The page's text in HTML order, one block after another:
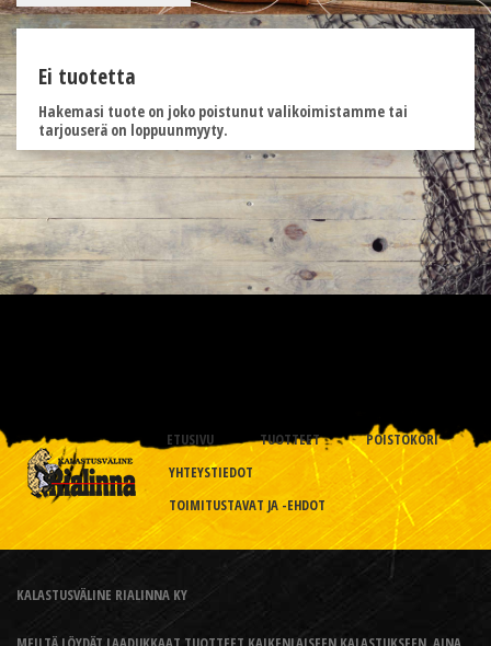
Ei tuotetta
Hakemasi tuote on joko poistunut valikoimistamme tai
tarjouserä on loppuunmyyty.
ETUSIVU TUOTTEET
POISTOKORI
YHTEYSTIEDOT
TOIMITUSTAVAT JA -EHDOT
KALASTUSVÄLINE RIALINNA KY